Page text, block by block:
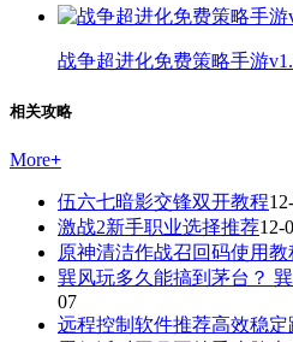
战争超进化免费策略手游
相关攻略
More+
伍六七暗影交锋双开教程
激战2新手职业选择推荐12-
原神清洁作战召回码使用教
巽风玩多久能搞到茅台？
07
远程控制软件推荐高效稳定